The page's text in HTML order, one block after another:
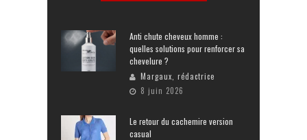
Anti chute cheveux homme :
quelles solutions pour renforcer sa
chevelure ?
Margaux, rédactrice
8 juin 2026
Le retour du cachemire version
casual